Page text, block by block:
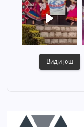
Види још